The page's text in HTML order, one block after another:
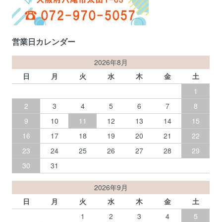
営業日カレンダー
2026年8月
日
月 火 水 木 金
土
1
2
3 4 5 6 7
8
9
10 11 12 13 14
15
16
17 18 19 20 21
22
23
24 25 26 27 28
29
30
31
2026年9月
日
月 火 水 木 金
土
1
2 3 4
5